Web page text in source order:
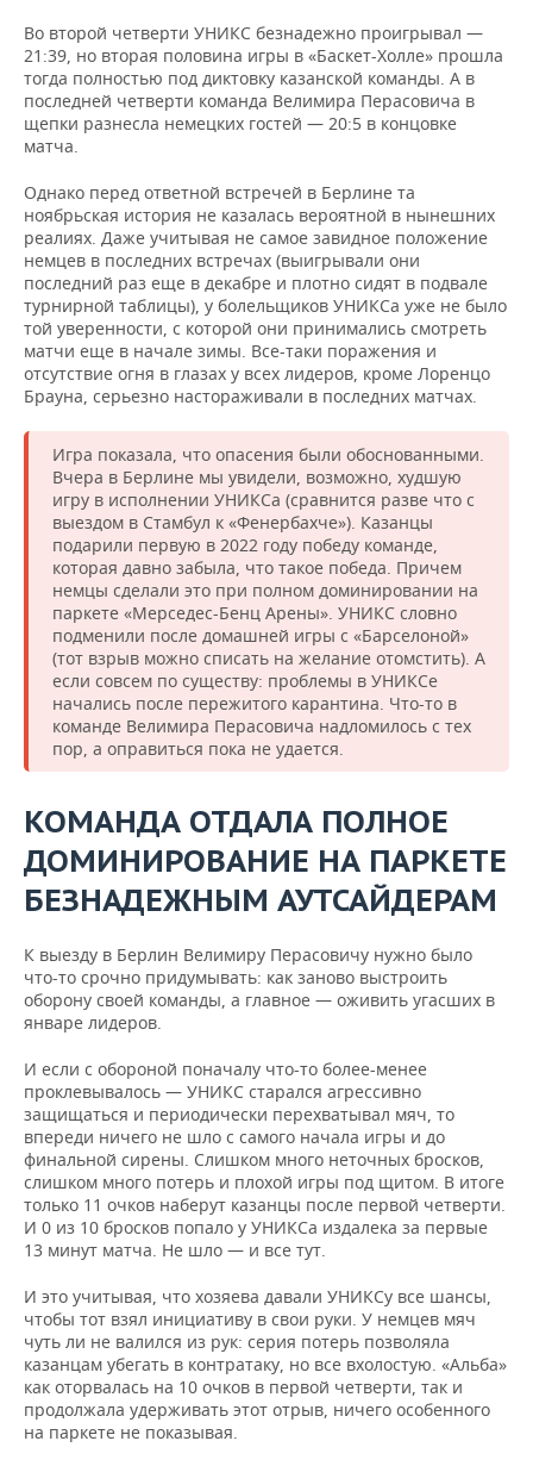
Во второй четверти УНИКС безнадежно проигрывал —
21:39, но вторая половина игры в «Баскет-Холле» прошла
тогда полностью под диктовку казанской команды. А в
последней четверти команда Велимира Перасовича в
щепки разнесла немецких гостей — 20:5 в концовке
матча.
Однако перед ответной встречей в Берлине та
ноябрьская история не казалась вероятной в нынешних
реалиях. Даже учитывая не самое завидное положение
немцев в последних встречах (выигрывали они
последний раз еще в декабре и плотно сидят в подвале
турнирной таблицы), у болельщиков УНИКСа уже не было
той уверенности, с которой они принимались смотреть
матчи еще в начале зимы. Все-таки поражения и
отсутствие огня в глазах у всех лидеров, кроме Лоренцо
Брауна, серьезно настораживали в последних матчах.
Игра показала, что опасения были обоснованными.
Вчера в Берлине мы увидели, возможно, худшую
игру в исполнении УНИКСа (сравнится разве что с
выездом в Стамбул к «Фенербахче»). Казанцы
подарили первую в 2022 году победу команде,
которая давно забыла, что такое победа. Причем
немцы сделали это при полном доминировании на
паркете «Мерседес-Бенц Арены». УНИКС словно
подменили после домашней игры с «Барселоной»
(тот взрыв можно списать на желание отомстить). А
если совсем по существу: проблемы в УНИКСе
начались после пережитого карантина. Что-то в
команде Велимира Перасовича надломилось с тех
пор, а оправиться пока не удается.
КОМАНДА ОТДАЛА ПОЛНОЕ
ДОМИНИРОВАНИЕ НА ПАРКЕТЕ
БЕЗНАДЕЖНЫМ АУТСАЙДЕРАМ
К выезду в Берлин Велимиру Перасовичу нужно было
что-то срочно придумывать: как заново выстроить
оборону своей команды, а главное — оживить угасших в
январе лидеров.
И если с обороной поначалу что-то более-менее
проклевывалось — УНИКС старался агрессивно
защищаться и периодически перехватывал мяч, то
впереди ничего не шло с самого начала игры и до
финальной сирены. Слишком много неточных бросков,
слишком много потерь и плохой игры под щитом. В итоге
только 11 очков наберут казанцы после первой четверти.
И 0 из 10 бросков попало у УНИКСа издалека за первые
13 минут матча. Не шло — и все тут.
И это учитывая, что хозяева давали УНИКСу все шансы,
чтобы тот взял инициативу в свои руки. У немцев мяч
чуть ли не валился из рук: серия потерь позволяла
казанцам убегать в контратаку, но все вхолостую. «Альба»
как оторвалась на 10 очков в первой четверти, так и
продолжала удерживать этот отрыв, ничего особенного
на паркете не показывая.